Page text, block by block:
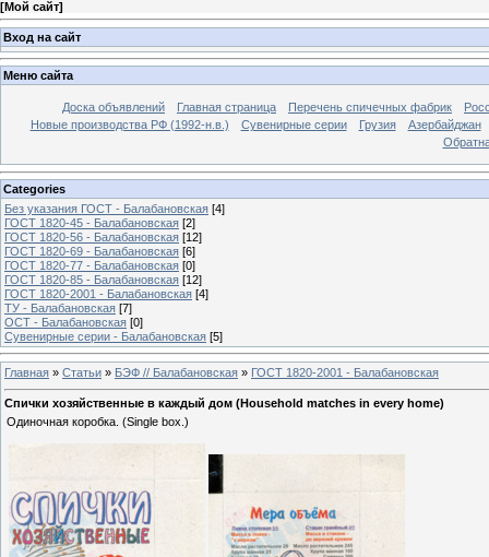
[Мой сайт]
Вход на сайт
Меню сайта
Доска объявлений Главная страница Перечень спичечных фабрик
Новые производства РФ (1992-н.в.)
Сувенирные серии Грузия
Азербайджан
Categories
Без указания ГОСТ - Балабановская [4]
ГОСТ 1820-45 - Балабановская [2]
ГОСТ 1820-56 - Балабановская [12]
ГОСТ 1820-69 - Балабановская [6]
ГОСТ 1820-77 - Балабановская [0]
ГОСТ 1820-85 - Балабановская [12]
ГОСТ 1820-2001 - Балабановская [4]
ТУ - Балабановская [7]
ОСТ - Балабановская [0]
Сувенирные серии - Балабановская [5]
Главная » Статьи » БЭФ // Балабановская » ГОСТ 1820-2001 - Балабановская
Спички хозяйственные в каждый дом (Household matches in every home)
Одиночная коробка. (Single box.)